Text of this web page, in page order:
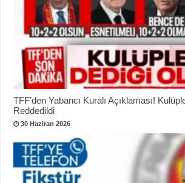
TFF’den Yabancı Kuralı Açıklaması!
Reddedildi
30 Haziran 2026